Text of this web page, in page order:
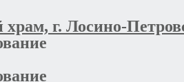
г. Лосино-